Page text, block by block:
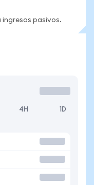
pasivos.
4H 1D